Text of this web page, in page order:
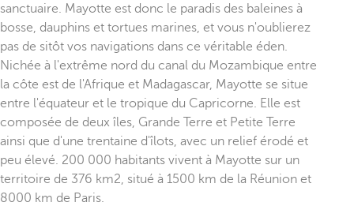
sanctuaire. Mayotte est donc le paradis des baleines à
bosse, dauphins et tortues marines, et vous n'oublierez
pas de sitôt vos navigations dans ce véritable éden.
Nichée à l'extrême nord du canal du Mozambique entre
la côte est de l'Afrique et Madagascar, Mayotte se situe
entre l'équateur et le tropique du Capricorne. Elle est
composée de deux îles, Grande Terre et Petite Terre
ainsi que d'une trentaine d'îlots, avec un relief érodé et
peu élevé. 200 000 habitants vivent à Mayotte sur un
territoire de 376 km2, situé à 1500 km de la Réunion et
8000 km de Paris.